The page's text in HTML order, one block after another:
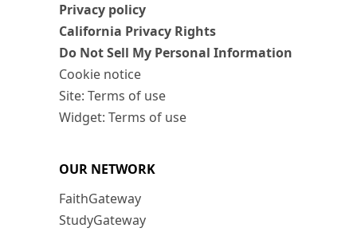
Privacy policy
California Privacy Rights
Do Not Sell My Personal Information
Cookie notice
Site: Terms of use
Widget: Terms of use
OUR NETWORK
FaithGateway
StudyGateway